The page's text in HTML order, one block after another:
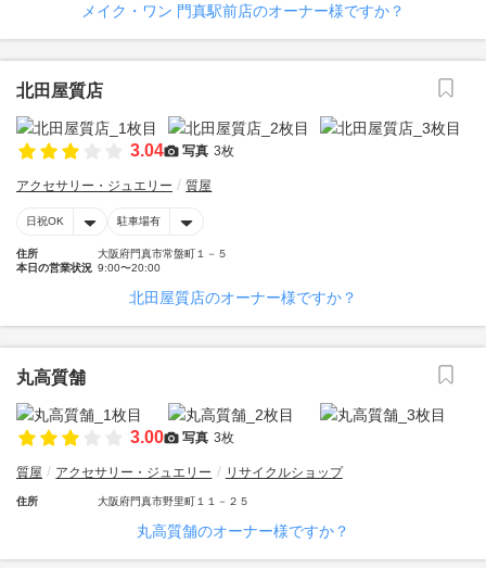
メイク・ワン 門真駅前店のオーナー様ですか？
北田屋質店
3.04 写真 3枚
アクセサリー・ジュエリー 質屋
日祝OK 駐車場有
住所
大阪府門真市常盤町１－５
本日の営業状況 9:00〜20:00
北田屋質店のオーナー様ですか？
丸高質舗
3.00 写真 3枚
質屋 アクセサリー・ジュエリー リサイクルショップ
住所 大阪府門真市野里町１１－２５
丸高質舗のオーナー様ですか？